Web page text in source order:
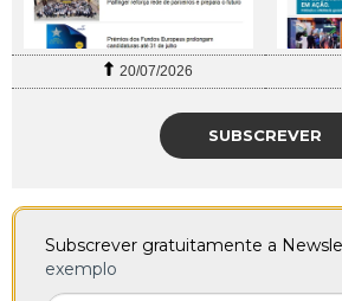
20/07/2026
SUBSCREVER
Subscrever gratuitamente a
exemplo